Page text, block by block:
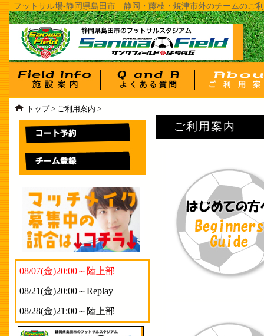
フットサル場-静岡県島田市 静岡・藤枝・焼津市外のチームのご
トップ > ご利用案内 >
ご利用案内
08/07(金)20:00～陸上部
08/21(金)20:00～Replay
08/28(金)21:00～陸上部